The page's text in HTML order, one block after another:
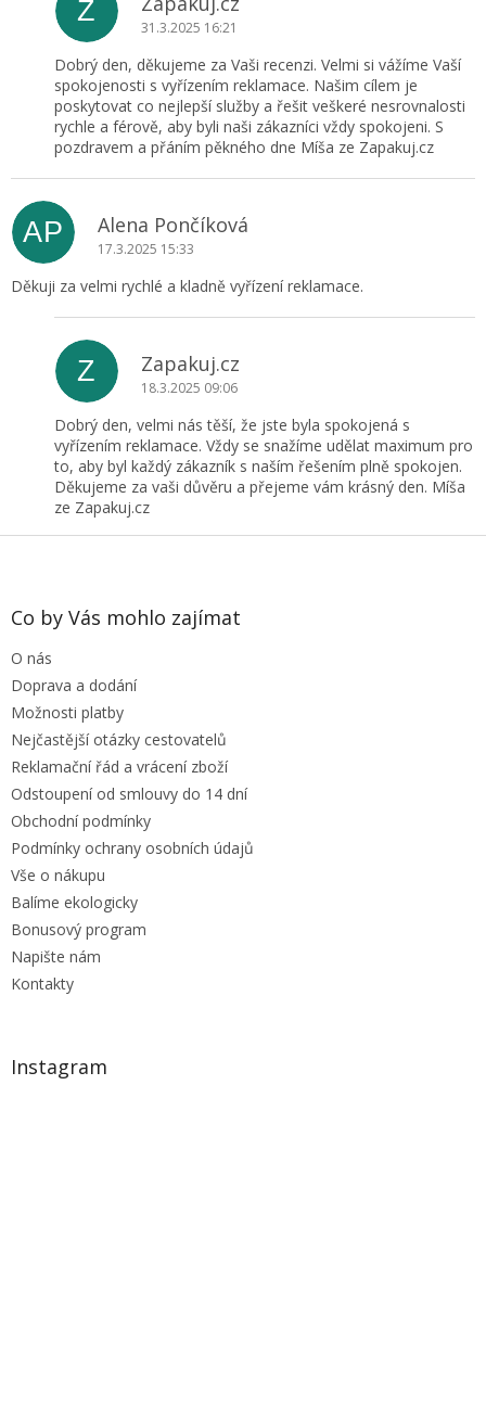
Z
31.3.2025 16:21
Dobrý den, děkujeme za Vaši recenzi. Velmi si vážíme Vaší
spokojenosti s vyřízením reklamace. Našim cílem je
poskytovat co nejlepší služby a řešit veškeré nesrovnalosti
rychle a férově, aby byli naši zákazníci vždy spokojeni. S
pozdravem a přáním pěkného dne Míša ze Zapakuj.cz
AP Alena Pončíková
17.3.2025 15:33
Děkuji za velmi rychlé a kladně vyřízení reklamace.
Z Zapakuj.cz
18.3.2025 09:06
Dobrý den, velmi nás těší, že jste byla spokojená s
vyřízením reklamace. Vždy se snažíme udělat maximum pro
to, aby byl každý zákazník s naším řešením plně spokojen.
Děkujeme za vaši důvěru a přejeme vám krásný den. Míša
ze Zapakuj.cz
Z
Co by Vás mohlo zajímat
O nás
Doprava a dodání
Možnosti platby
Nejčastější otázky cestovatelů
Reklamační řád a vrácení zboží
Odstoupení od smlouvy do 14 dní
Obchodní podmínky
Podmínky ochrany osobních údajů
Vše o nákupu
Balíme ekologicky
Bonusový program
Napište nám
Kontakty
Instagram